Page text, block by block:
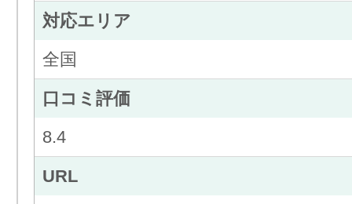
対応エリア
全国
口コミ評価
8.4
URL